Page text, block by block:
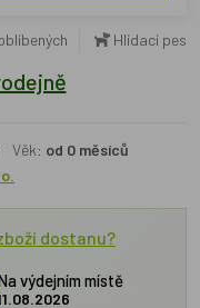
Hlídací pes
Věk: od 0 měsíců
dostanu?
výdejním místě